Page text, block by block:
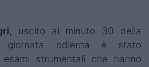
, uscito al minuto 30 della
giornata odierna è stato
strumentali che hanno